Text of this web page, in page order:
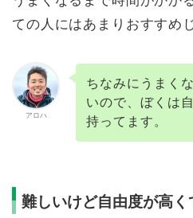
ての人にはあまりおすすめ
アロハ
ちなみにうまく
いので、ぼくは
持ってます。
難しいけど自由度が高